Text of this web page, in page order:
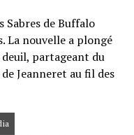
Sabres de Buffalo
La nouvelle a plongé
deuil, partageant du
Jeanneret au fil des